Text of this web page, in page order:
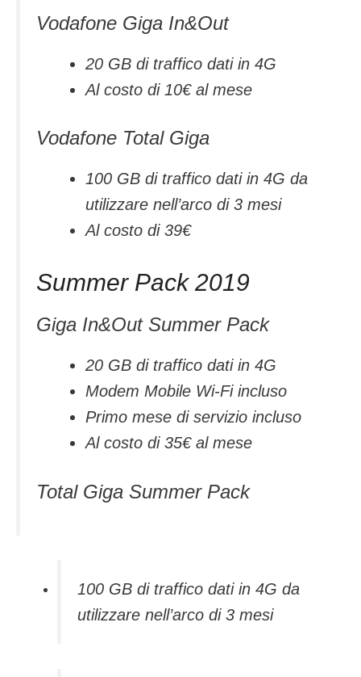
Vodafone Giga In&Out
20 GB di traffico dati in 4G
Al costo di 10€ al mese
Vodafone Total Giga
100 GB di traffico dati in 4G da
utilizzare nell’arco di 3 mesi
Al costo di 39€
Summer Pack 2019
Giga In&Out Summer Pack
20 GB di traffico dati in 4G
Modem Mobile Wi-Fi incluso
Primo mese di servizio incluso
Al costo di 35€ al mese
Total Giga Summer Pack
100 GB di traffico dati in 4G da
utilizzare nell’arco di 3 mesi